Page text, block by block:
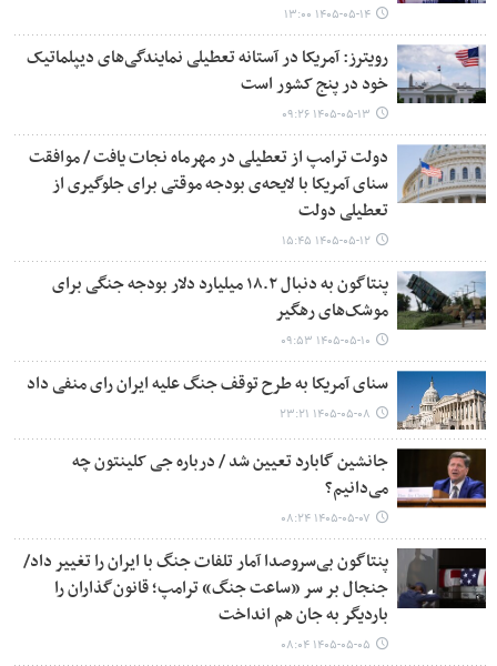
۱۴۰۵-۰۵-۱۴ ۱۳:۰۰
رویترز: آمریکا در آستانه تعطیلی نمایندگی‌های دیپلماتیک
خود در پنج کشور است
۱۴۰۵-۰۵-۱۳ ۰۹:۲۶
دولت ترامپ از تعطیلی در مهرماه نجات یافت / موافقت
سنای آمریکا با لایحه‌ی بودجه موقتی برای جلوگیری از
تعطیلی دولت
۱۴۰۵-۰۵-۱۲ ۱۵:۴۵
پنتاگون به دنبال ۱۸.۲ میلیارد دلار بودجه جنگی برای
موشک‌های رهگیر
۱۴۰۵-۰۵-۱۰ ۰۹:۵۳
سنای آمریکا به طرح توقف جنگ علیه ایران رای منفی داد
۱۴۰۵-۰۵-۰۸ ۲۳:۲۱
جانشین گابارد تعیین شد / درباره جی کلینتون چه
می‌دانیم؟
۱۴۰۵-۰۵-۰۷ ۰۸:۲۴
پنتاگون بی‌سروصدا آمار تلفات جنگ با ایران را تغییر داد/
جنجال بر سر «ساعت جنگ» ترامپ؛ قانون‌گذاران را
باردیگر به جان هم انداخت
۱۴۰۵-۰۵-۰۵ ۰۸:۰۴